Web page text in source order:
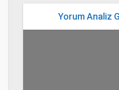
Yorum Analiz